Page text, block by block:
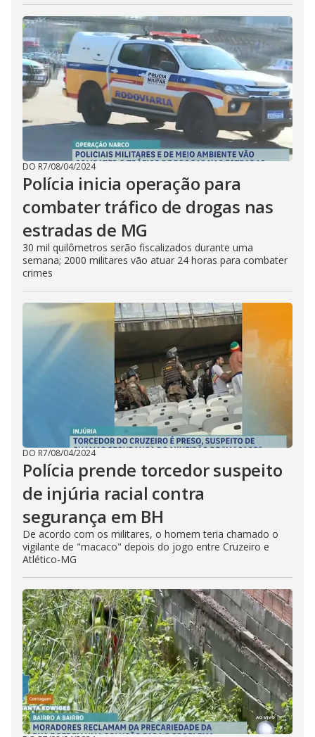
DO R7/08/04/2024
Polícia inicia operação para
combater tráfico de drogas nas
estradas de MG
30 mil quilômetros serão fiscalizados durante uma
semana; 2000 militares vão atuar 24 horas para combater
crimes
DO R7/08/04/2024
Polícia prende torcedor suspeito
de injúria racial contra
segurança em BH
De acordo com os militares, o homem teria chamado o
vigilante de "macaco" depois do jogo entre Cruzeiro e
Atlético-MG